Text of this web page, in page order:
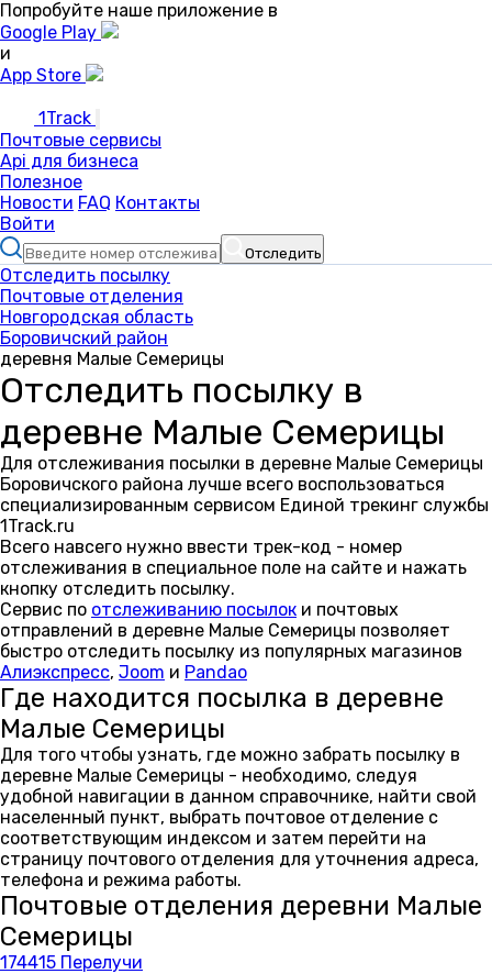
Попробуйте наше приложение в
Google Play
и
App Store
1Track
Почтовые сервисы
Api для бизнеса
Полезное
Новости FAQ Контакты
Войти
Отследить
Отследить посылку
Почтовые отделения
Новгородская область
Боровичский район
деревня Малые Семерицы
Отследить посылку в
деревне Малые Семерицы
Для отслеживания посылки в деревне Малые Семерицы
Боровичского района лучше всего воспользоваться
специализированным сервисом Единой трекинг службы
1Track.ru
Всего навсего нужно ввести трек-код - номер
отслеживания в специальное поле на сайте и нажать
кнопку отследить посылку.
Сервис по отслеживанию посылок и почтовых
отправлений в деревне Малые Семерицы позволяет
быстро отследить посылку из популярных магазинов
Алиэкспресс, Joom и Pandao
Где находится посылка в деревне
Малые Семерицы
Для того чтобы узнать, где можно забрать посылку в
деревне Малые Семерицы - необходимо, следуя
удобной навигации в данном справочнике, найти свой
населенный пункт, выбрать почтовое отделение с
соответствующим индексом и затем перейти на
страницу почтового отделения для уточнения адреса,
телефона и режима работы.
Почтовые отделения деревни Малые
Семерицы
174415 Перелучи